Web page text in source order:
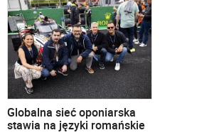
Globalna sieć oponiarska
stawia na języki romańskie